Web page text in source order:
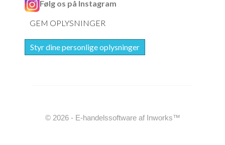
Følg os på Instagram
GEM OPLYSNINGER
Styr dine personlige oplysninger
© 2026 - E-handelssoftware af Inworks™